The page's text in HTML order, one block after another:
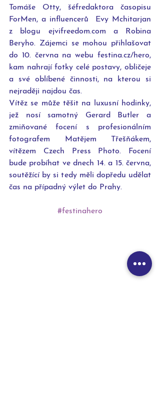
Tomáše Otty, šéfredaktora časopisu
ForMen, a influencerů  Evy Mchitarjan
z blogu ejvifreedom.com a Robina
Beryho. Zájemci se mohou přihlašovat
do 10. června na webu festina.cz/hero,
kam nahrají fotky celé postavy, obličeje
a své oblíbené činnosti, na kterou si
nejraději najdou čas.
Vítěz se může těšit na luxusní hodinky,
jež nosí samotný Gerard Butler a
zmiňované focení s profesionálním
fotografem Matějem Třešňákem,
vítězem Czech Press Photo. Focení
bude probíhat ve dnech 14. a 15. června,
soutěžící by si tedy měli dopředu udělat
čas na případný výlet do Prahy.
#festinahero